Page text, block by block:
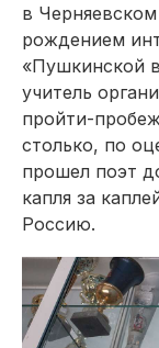
в
рождением
«Пушкинской
учитель
пройти-
столько, по
прошел поэт
капля за
Россию.